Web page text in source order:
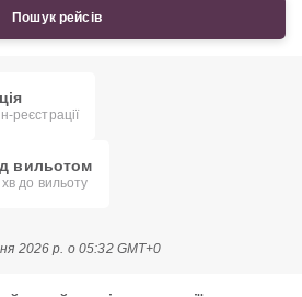
Пошук рейсів
реєстрації
вильотом
до вильоту
2026 р. о 05:32 GMT+0